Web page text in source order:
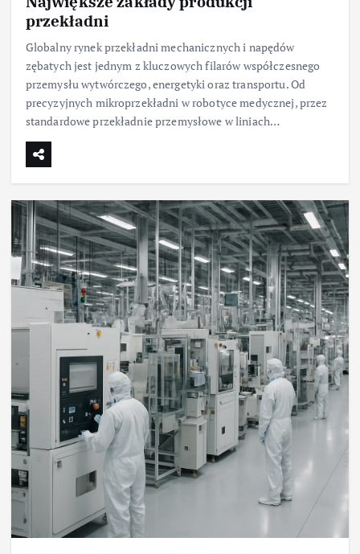
przekładni
Globalny rynek przekładni mechanicznych i napędów
zębatych jest jednym z kluczowych filarów współczesnego
przemysłu wytwórczego, energetyki oraz transportu. Od
precyzyjnych mikroprzekładni w robotyce medycznej, przez
standardowe przekładnie przemysłowe w liniach…